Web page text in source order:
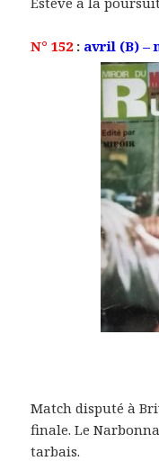
N° 152 : avril (B) –
Match disputé à
finale. Le
tarbais.